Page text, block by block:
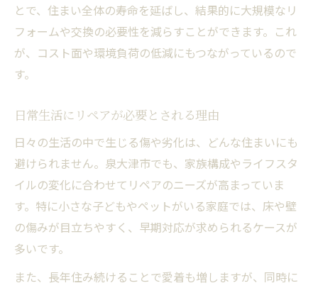
リペアの実践で広がる泉大津市の魅力
地域資源を活かすリペアの取り組み方
リペアの知識が地域全体に広がるメリット
歴史あるまちで生きるリペア文化の魅力
泉大津市の歴史に息づくリペア文化の背景
伝統とリペアが融合する魅力的な街づくり
とで、住まい全体の寿命を延ばし、結果的に大規模なリ
フォームや交換の必要性を減らすことができます。これ
が、コスト面や環境負荷の低減にもつながっているので
す。
日常生活にリペアが必要とされる理由
日々の生活の中で生じる傷や劣化は、どんな住まいにも
避けられません。泉大津市でも、家族構成やライフスタ
イルの変化に合わせてリペアのニーズが高まっていま
す。特に小さな子どもやペットがいる家庭では、床や壁
の傷みが目立ちやすく、早期対応が求められるケースが
多いです。
また、長年住み続けることで愛着も増しますが、同時に